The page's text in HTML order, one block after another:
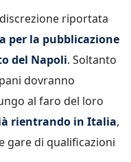
riportata
per la pubblicazione
del Napoli. Soltanto
dovranno
al faro del loro
rientrando in Italia,
gare di qualificazioni